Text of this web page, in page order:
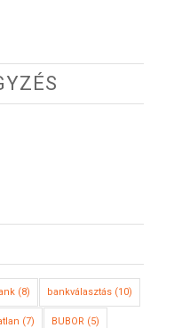
(8) bankválasztás(10)
(7) BUBOR(5)